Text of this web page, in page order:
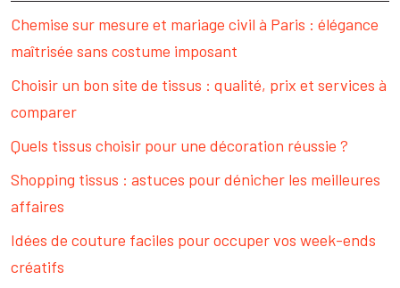
Chemise sur mesure et mariage civil à Paris : élégance
maîtrisée sans costume imposant
Choisir un bon site de tissus : qualité, prix et services à
comparer
Quels tissus choisir pour une décoration réussie ?
Shopping tissus : astuces pour dénicher les meilleures
affaires
Idées de couture faciles pour occuper vos week-ends
créatifs